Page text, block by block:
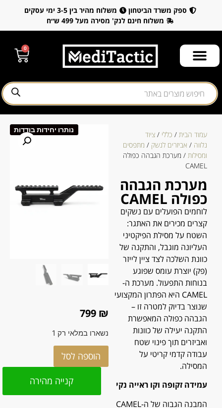
ספק משרד הביטחון
משלוח מהיר בין 3-5 ימי עסקים
משלוח חינם לנק' מסירה מעל 499 ש״ח
0
עמוד הבית / כללי / ציוד
נלווה / אביזרים לנשק / מתפסים
ומסילות / מערכת הגבהה כפולה
CAMEL
מערכת הגבהה
כפולה CAMEL
לוחמים הפועלים עם נשקים
קצרים מכירים את האתגר:
השטח על מסילת הפיקטיני
העליונה מוגבל, והתקנה של
כוונת השלכה לצד ציין לייזר
(פק) יוצרת עומס שפוגע
בנוחות התפעול. מערכת ה-
CAMEL היא הפתרון המקצועי
שנוצר בדיוק למטרה זו –
הגבהה כפולה המאפשרת
התקנה יעילה של כוונות
ואביזרים תוך פינוי שטח
עבודה קדמי קריטי על
המסילה.
עמידה זקופה וקו ראייה נקי
המבנה הגבוה של ה-CAMEL
נותרו יחידות בודדות
799 ₪
נשארו במלאי רק 1
הוספה לסל
קנייה מהירה